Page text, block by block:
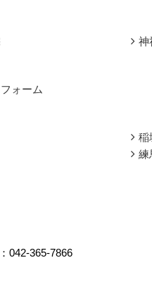
神
ォーム
稲
練
042-365-7866